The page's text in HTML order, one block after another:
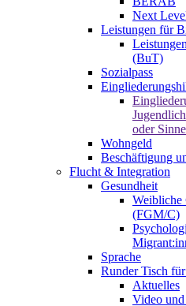
Next
Leistungen für
(BuT)
Sozialpass
oder
Wohngeld
Beschäftigung
Flucht & Integration
Gesundheit
Weibliche
(FGM/C)
Sprache
Runder Tisch
Aktuelles
Video